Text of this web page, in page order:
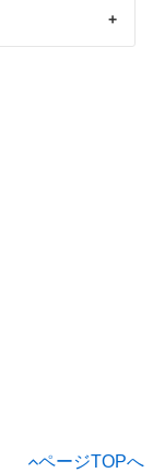
ページTOPへ